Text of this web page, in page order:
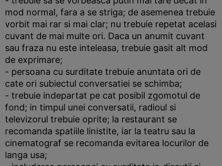
mod normal, fara a se striga; de asemenea trebuie
vorbit mai rar si mai clar; nu trebuie repetat acelasi
cuvant de mai multe ori. Daca un anumit cuvant
sau fraza nu este inteleasa, trebuie gasit alt mod
de exprimare;
- persoana cu surditate trebuie anuntata ori de
cate ori subiectul conversatiei se schimba;
- trebuie indepartat pe cat posibil zgomotul de
fond; in timpul unei conversatii, radioul si
televizorul trebuie oprite; la restaurant se
recomanda spatiile linistite, iar la teatru sau la
cinematograf se recomanda evitarea locurilor de
langa usa;